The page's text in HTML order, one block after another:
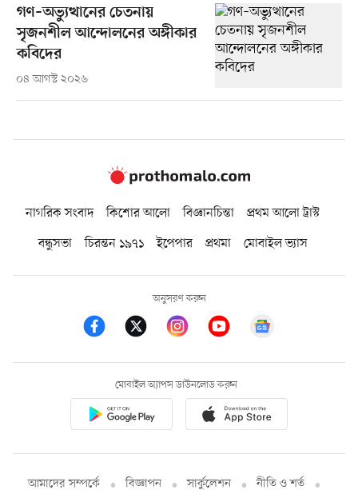
গণ–অভ্যুত্থানের চেতনায়
সৃজনশীল আন্দোলনের অঙ্গীকার
কবিদের
০৪ আগস্ট ২০২৬
নাগরিক সংবাদ কিশোর আলো বিজ্ঞানচিন্তা
প্রথম আলো ট্রাস্ট
বন্ধুসভা
চিরন্তন ১৯৭১ ইপেপার প্রথমা মোবাইল ভ্যাস
অনুসরণ করুন
মোবাইল অ্যাপস ডাউনলোড করুন
আমাদের সম্পর্কে বিজ্ঞাপন সার্কুলেশন নীতি ও শর্ত